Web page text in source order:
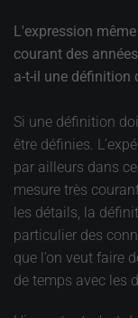
L'expression
courant des
a-t-il une définition
Si une définition
être définies.
par ailleurs dans
mesure très
les détails, la
particulier des
que l’on veut faire
de temps avec les